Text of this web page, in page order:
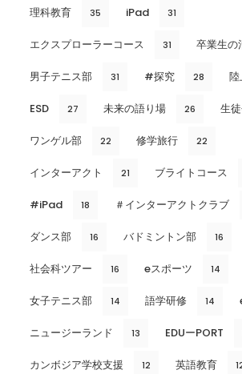
理科教育 35 iPad 31
エクスプローラーコース 31 卒業生の
男子テニス部 31 #探究 28
ESD 27 未来の語り場 26 生
ワンゲル部 22 修学旅行 22
インターアクト 21 ブライトコース
#iPad 18 ＃インターアクトクラブ
ダンス部 16 バドミントン部 16
社会科ツアー 16 eスポーツ 14
女子テニス部 14 語学研修 14
ニュージーランド 13 EDUーPORT
カンボジア学校支援 12 英語教育